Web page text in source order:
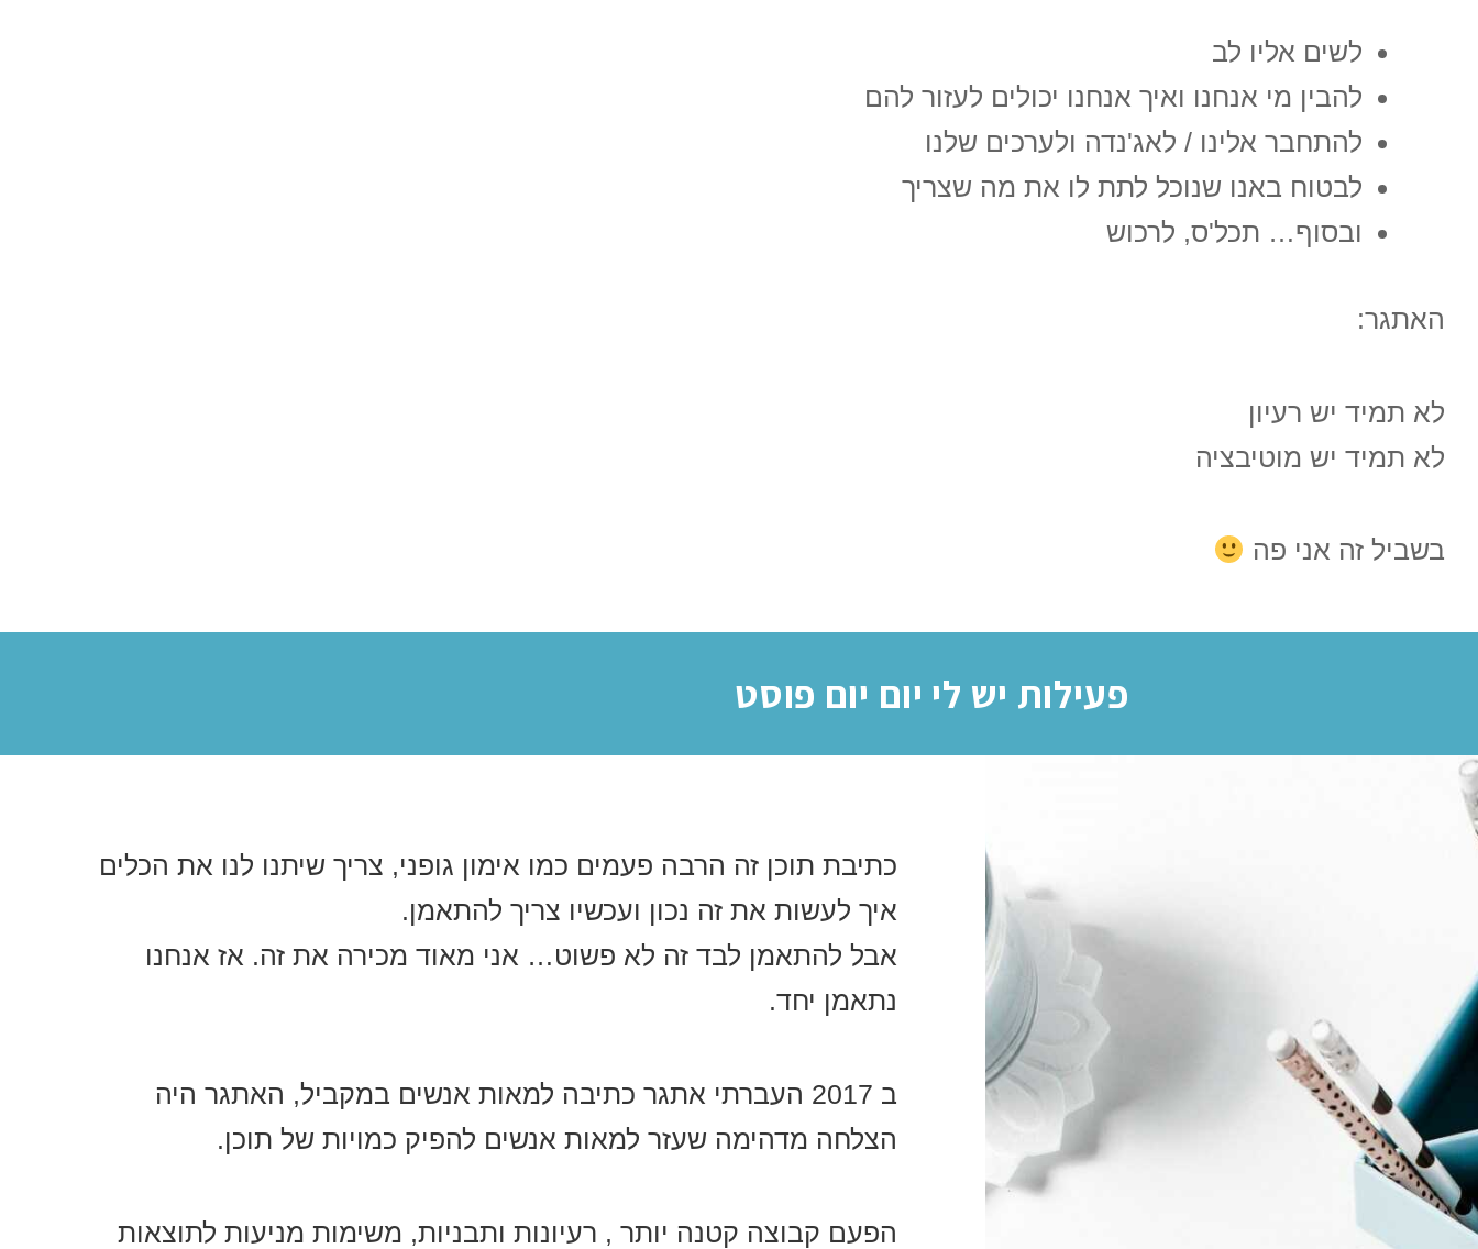
לשים אליו לב
להבין מי אנחנו ואיך אנחנו יכולים לעזור להם
להתחבר אלינו / לאג'נדה ולערכים שלנו
לבטוח באנו שנוכל לתת לו את מה שצריך
ובסוף… תכל'ס, לרכוש
האתגר:
לא תמיד יש רעיון
לא תמיד יש מוטיבציה
בשביל זה אני פה
פעילות יש לי יום יום פוסט
כתיבת תוכן זה הרבה פעמים כמו אימון גופני, צריך שיתנו לנו את הכלים
איך לעשות את זה נכון ועכשיו צריך להתאמן.
אבל להתאמן לבד זה לא פשוט… אני מאוד מכירה את זה. אז אנחנו
נתאמן יחד.
ב 2017 העברתי אתגר כתיבה למאות אנשים במקביל, האתגר היה
הצלחה מדהימה שעזר למאות אנשים להפיק כמויות של תוכן.
הפעם קבוצה קטנה יותר , רעיונות ותבניות, משימות מניעות לתוצאות